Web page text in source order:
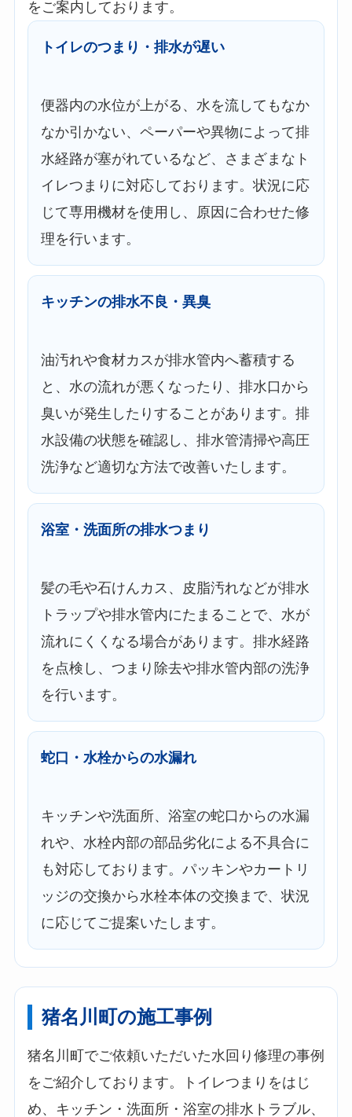
をご案内しております。
トイレのつまり・排水が遅い
便器内の水位が上がる、水を流してもなか
なか引かない、ペーパーや異物によって排
水経路が塞がれているなど、さまざまなト
イレつまりに対応しております。状況に応
じて専用機材を使用し、原因に合わせた修
理を行います。
キッチンの排水不良・異臭
油汚れや食材カスが排水管内へ蓄積する
と、水の流れが悪くなったり、排水口から
臭いが発生したりすることがあります。排
水設備の状態を確認し、排水管清掃や高圧
洗浄など適切な方法で改善いたします。
浴室・洗面所の排水つまり
髪の毛や石けんカス、皮脂汚れなどが排水
トラップや排水管内にたまることで、水が
流れにくくなる場合があります。排水経路
を点検し、つまり除去や排水管内部の洗浄
を行います。
蛇口・水栓からの水漏れ
キッチンや洗面所、浴室の蛇口からの水漏
れや、水栓内部の部品劣化による不具合に
も対応しております。パッキンやカートリ
ッジの交換から水栓本体の交換まで、状況
に応じてご提案いたします。
猪名川町の施工事例
猪名川町でご依頼いただいた水回り修理の事例
をご紹介しております。トイレつまりをはじ
め、キッチン・洗面所・浴室の排水トラブル、